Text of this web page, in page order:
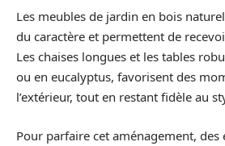
Les meubles de jardin en bois
du caractère et permettent de
Les chaises longues et les tables
ou en eucalyptus, favorisent des
l’extérieur, tout en restant fidèle au
Pour parfaire cet aménagement, des